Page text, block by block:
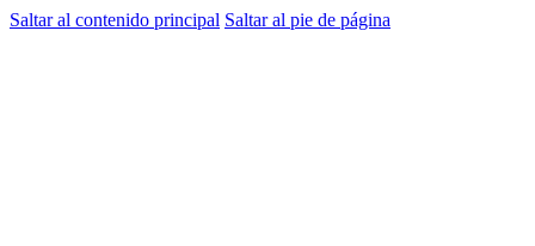
Saltar al contenido principal Saltar al pie de página